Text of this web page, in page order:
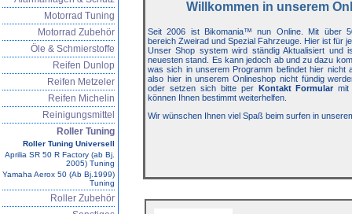
Motorrad Tuning
Motorrad Zubehör
Öle & Schmierstoffe
Reifen Dunlop
Reifen Metzeler
Reifen Michelin
Reinigungsmittel
Roller Tuning
Roller Tuning Universell
Aprilia SR 50 R Factory (ab Bj.
2005) Tuning
Yamaha Aerox 50 (Ab Bj.1999)
Tuning
Roller Zubehör
Willkommen in unserem
Seit 2006 ist Bikomania™ nun Online. Mit über
bereich Zweirad und Spezial Fahrzeuge. Hier ist für
Unser Shop system wird ständig Aktualisiert und
neuesten stand. Es kann jedoch ab und zu dazu
was sich in unserem Programm befindet hier nicht
also hier in unserem Onlineshop nicht fündig
oder setzen sich bitte per Kontakt Formularmit
können Ihnen bestimmt weiterhelfen.
Wir wünschen Ihnen viel Spaß beim surfen in